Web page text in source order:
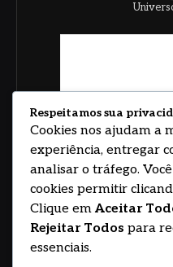
Respeitamos sua
Cookies nos ajudam a
experiência, entregar
analisar o tráfego.
cookies permitir
Clique em Aceitar
Rejeitar Todos para
essenciais.